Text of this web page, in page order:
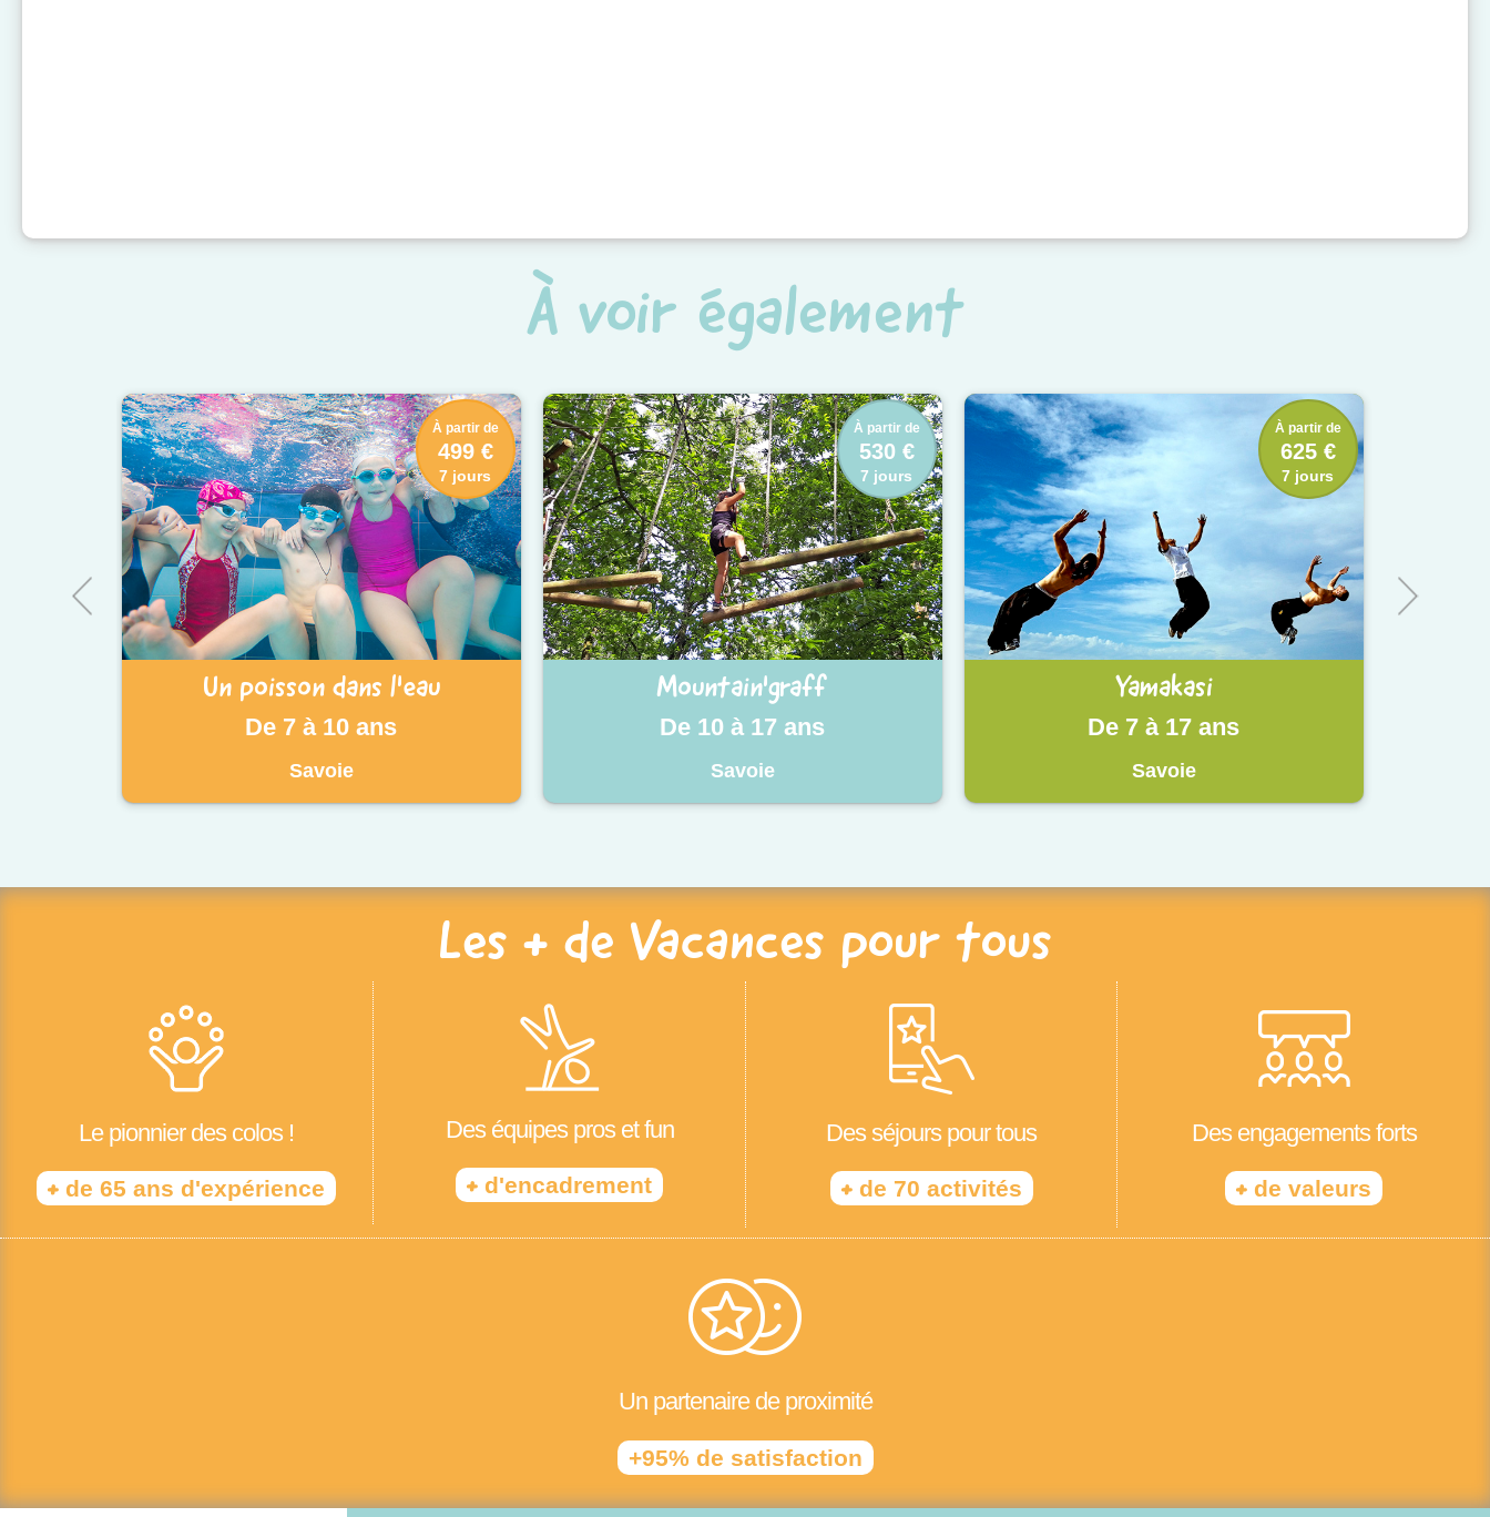
À voir également
Un poisson dans l'eau
De 7 à 10 ans
Savoie
À partir de
499 €
7 jours
Mountain'graff
De 10 à 17 ans
Savoie
À partir de
530 €
7 jours
Yamakasi
De 7 à 17 ans
Savoie
À partir de
625 €
7 jours
Les + de Vacances pour tous
Le pionnier des colos !
+ de 65 ans d'expérience
Des équipes pros et fun
+ d'encadrement
Des séjours pour tous
+de 70 activités
Des engagements forts
+ de valeurs
Un partenaire de proximité
+95% de satisfaction